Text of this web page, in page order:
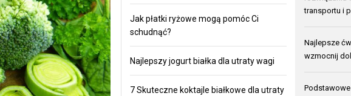
Jak płatki ryżowe mogą pomóc Ci
schudnąć?
Najlepszy jogurt białka dla utraty wagi
7 Skuteczne koktajle białkowe dla utraty
transportu i
Najlepsze
wzmocnij